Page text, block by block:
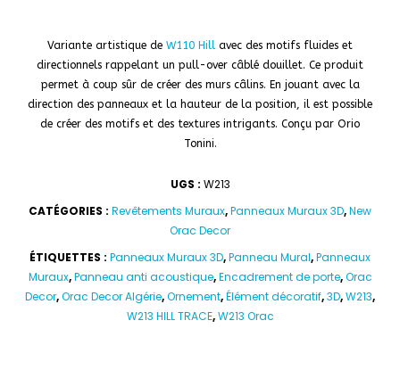
Variante artistique de W110 Hill avec des motifs fluides et
directionnels rappelant un pull-over câblé douillet. Ce produit
permet à coup sûr de créer des murs câlins. En jouant avec la
direction des panneaux et la hauteur de la position, il est possible
de créer des motifs et des textures intrigants. Conçu par Orio
Tonini.
UGS : W213
CATÉGORIES : Revêtements Muraux,Panneaux Muraux 3D,New
Orac Decor
ÉTIQUETTES : Panneaux Muraux 3D,Panneau Mural,Panneaux
Muraux,Panneau anti acoustique,Encadrement de porte,Orac
Decor,Orac Decor Algérie,Ornement,Élément décoratif,3D,W213,
W213 HILL TRACE,W213 Orac